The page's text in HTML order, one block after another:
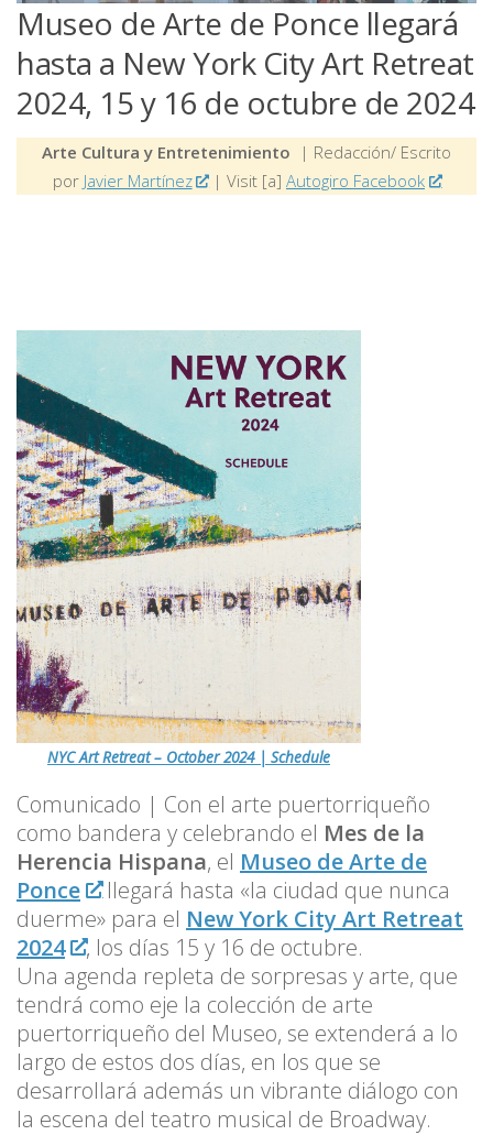
Museo de Arte de Ponce llegará
hasta a New York City Art Retreat
2024, 15 y 16 de octubre de 2024
Arte Cultura y Entretenimiento | Redacción/ Escrito
por Javier Martínez | Visit [a] Autogiro Facebook
NYC Art Retreat – October 2024 | Schedule
Comunicado | Con el arte puertorriqueño
como bandera y celebrando el Mes de la
Herencia Hispana, el Museo de Arte de
Ponce
llegará hasta «la ciudad que nunca
duerme» para el New York City Art Retreat
2024
, los días 15 y 16 de octubre.
Una agenda repleta de sorpresas y arte, que
tendrá como eje la colección de arte
puertorriqueño del Museo, se extenderá a lo
largo de estos dos días, en los que se
desarrollará además un vibrante diálogo con
la escena del teatro musical de Broadway.